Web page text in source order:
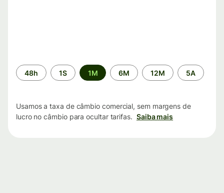
Período
de
48h 1S 1M 6M 12M 5A
Usamos a taxa de câmbio comercial, sem margens de
lucro no câmbio para ocultar tarifas. Saiba mais